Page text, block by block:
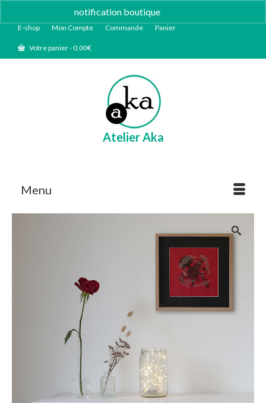
notification boutique
E-shop Mon Compte Commande Panier
Votre panier-0,00€
Atelier Aka
Menu